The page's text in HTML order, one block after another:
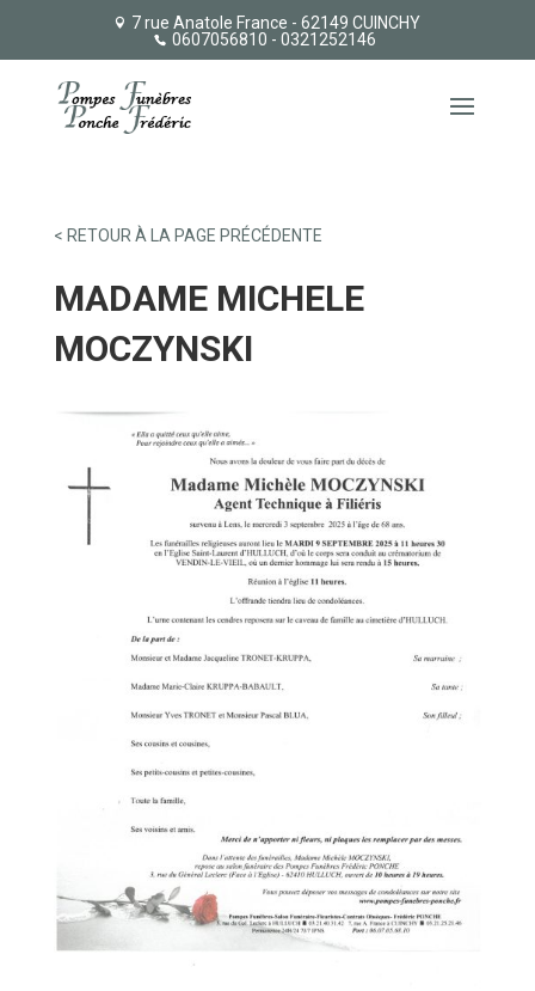
7 rue Anatole France - 62149 CUINCHY
0607056810 - 0321252146
< RETOUR À LA PAGE PRÉCÉDENTE
MADAME MICHELE
MOCZYNSKI